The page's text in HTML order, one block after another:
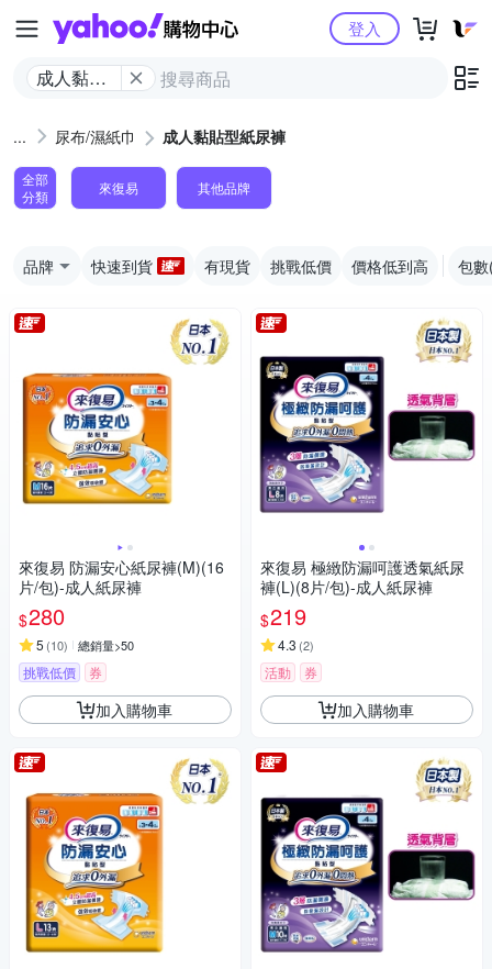
Yahoo購物中心
成人黏貼
登入
尿布/濕紙巾 成人黏貼型紙尿褲
全部
分類
來復易 其他品牌
品牌 快速到貨 有現貨 挑戰低價 價格低到高 包
來復易 防漏安心紙尿褲(M)(16
片/包)-成人紙尿褲
$280
5 (10) 總銷量>50
挑戰低價 券
加入購物車
來復易 極緻防漏呵護透氣紙尿
褲(L)(8片/包)-成人紙尿褲
$219
4.3 (2)
活動 券
加入購物車